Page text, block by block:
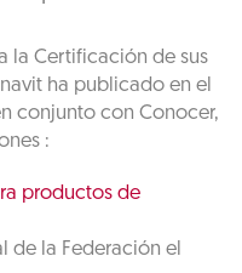
la Certificación de sus
ha publicado en el
conjunto con Conocer,
:
productos de
de la Federación el